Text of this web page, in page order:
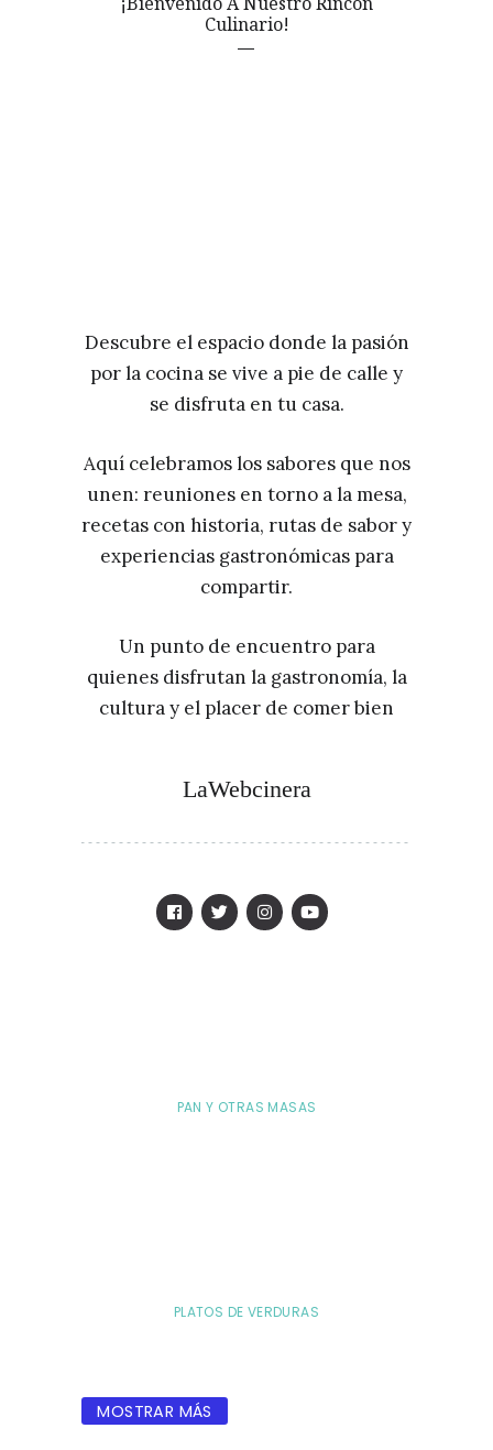
Culinario!
Descubre el espacio donde la pasión
por la cocina se vive a pie de calle y
se disfruta en tu casa.
Aquí celebramos los sabores que nos
unen: reuniones en torno a la mesa,
recetas con historia, rutas de sabor y
experiencias gastronómicas para
compartir.
Un punto de encuentro para
quienes disfrutan la gastronomía, la
cultura y el placer de comer bien
LaWebcinera
PAN Y OTRAS MASAS
PLATOS DE VERDURAS
MOSTRAR MÁS